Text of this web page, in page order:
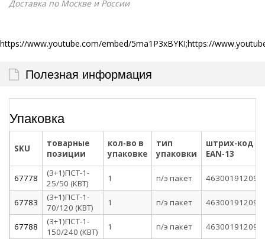
Доставка по Москве и России
https://www.youtube.com/embed/5ma1P3xBYKI;https://
Полезная информация
Упаковка
SKU
товарные
позиции
кол-во в
упаковке
тип
упаковки
штрих-код
EAN-13
67778
(3+1)ПСТ-1-
25/50 (КВТ)
1 п/э пакет
67783
(3+1)ПСТ-1-
70/120 (КВТ)
1 п/э пакет
67788
(3+1)ПСТ-1-
150/240 (КВТ)
1 п/э пакет